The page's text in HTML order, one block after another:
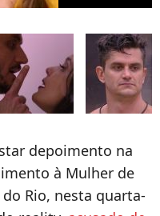
depoimento na
à Mulher de
Rio, nesta quarta-